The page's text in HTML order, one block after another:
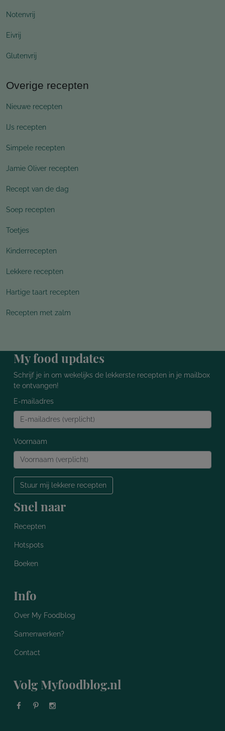
Notenvrij
Eivrij
Glutenvrij
Overige recepten
Nieuwe recepten
IJs recepten
Simpele recepten
Jamie Oliver recepten
Recept van de dag
Soep recepten
Toetjes
Kinderrecepten
Lekkere recepten
Hartige taart recepten
Recepten met zalm
My food updates
Schrijf je in om wekelijks de lekkerste recepten in je mailbox
te ontvangen!
E-mailadres
Voornaam
Stuur mij lekkere recepten
Snel naar
Recepten
Hotspots
Boeken
Info
Over My Foodblog
Samenwerken?
Contact
Volg Myfoodblog.nl